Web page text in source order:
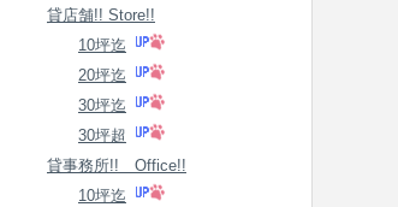
貸店舗!! Store!!
10坪迄
20坪迄
30坪迄
30坪超
貸事務所!! Office!!
10坪迄